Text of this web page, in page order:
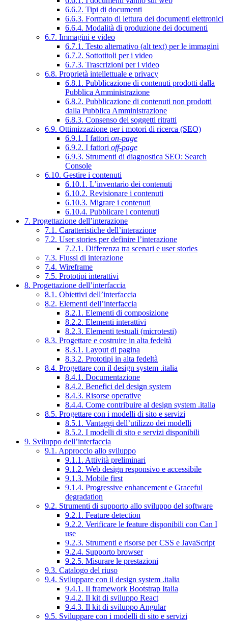
6.6.2. Tipi di documenti
6.6.3. Formato di lettura dei documenti elettronici
6.6.4. Modalità di produzione dei documenti
6.7. Immagini e video
6.7.1. Testo alternativo (alt text) per le immagini
6.7.2. Sottotitoli per i video
6.7.3. Trascrizioni per i video
6.8. Proprietà intellettuale e privacy
6.8.1. Pubblicazione di contenuti prodotti dalla
Pubblica Amministrazione
6.8.2. Pubblicazione di contenuti non prodotti
dalla Pubblica Amministrazione
6.8.3. Consenso dei soggetti ritratti
6.9. Ottimizzazione per i motori di ricerca (SEO)
6.9.1. I fattori on-page
6.9.2. I fattori off-page
6.9.3. Strumenti di diagnostica SEO: Search
Console
6.10. Gestire i contenuti
6.10.1. L’inventario dei contenuti
6.10.2. Revisionare i contenuti
6.10.3. Migrare i contenuti
6.10.4. Pubblicare i contenuti
7. Progettazione dell’interazione
7.1. Caratteristiche dell’interazione
7.2. User stories per definire l’interazione
7.2.1. Differenza tra scenari e user stories
7.3. Flussi di interazione
7.4. Wireframe
7.5. Prototipi interattivi
8. Progettazione dell’interfaccia
8.1. Obiettivi dell’interfaccia
8.2. Elementi dell’interfaccia
8.2.1. Elementi di composizione
8.2.2. Elementi interattivi
8.2.3. Elementi testuali (microtesti)
8.3. Progettare e costruire in alta fedeltà
8.3.1. Layout di pagina
8.3.2. Prototipi in alta fedeltà
8.4. Progettare con il design system .italia
8.4.1. Documentazione
8.4.2. Benefici del design system
8.4.3. Risorse operative
8.4.4. Come contribuire al design system .italia
8.5. Progettare con i modelli di sito e servizi
8.5.1. Vantaggi dell’utilizzo dei modelli
8.5.2. I modelli di sito e servizi disponibili
9. Sviluppo dell’interfaccia
9.1. Approccio allo sviluppo
9.1.1. Attività preliminari
9.1.2. Web design responsivo e accessibile
9.1.3. Mobile first
9.1.4. Progressive enhancement e Graceful
degradation
9.2. Strumenti di supporto allo sviluppo del software
9.2.1. Feature detection
9.2.2. Verificare le feature disponibili con Can I
use
9.2.3. Strumenti e risorse per CSS e JavaScript
9.2.4. Supporto browser
9.2.5. Misurare le prestazioni
9.3. Catalogo del riuso
9.4. Sviluppare con il design system .italia
9.4.1. Il framework Bootstrap Italia
9.4.2. Il kit di sviluppo React
9.4.3. Il kit di sviluppo Angular
9.5. Sviluppare con i modelli di sito e servizi